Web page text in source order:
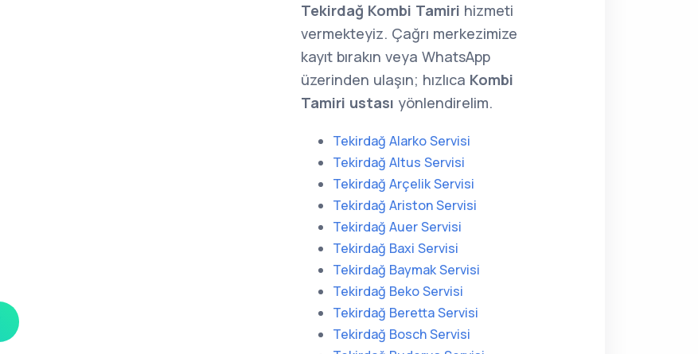
Tekirdağ Kombi Tamiri hizmeti
vermekteyiz. Çağrı merkezimize
kayıt bırakın veya WhatsApp
üzerinden ulaşın; hızlıca Kombi
Tamiri ustası yönlendirelim.
Tekirdağ Alarko Servisi
Tekirdağ Altus Servisi
Tekirdağ Arçelik Servisi
Tekirdağ Ariston Servisi
Tekirdağ Auer Servisi
Tekirdağ Baxi Servisi
Tekirdağ Baymak Servisi
Tekirdağ Beko Servisi
Tekirdağ Beretta Servisi
Tekirdağ Bosch Servisi